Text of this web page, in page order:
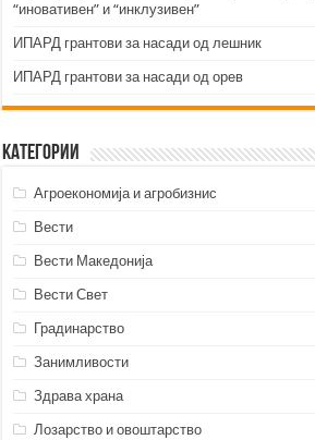
“иновативен” и “инклузивен”
ИПАРД грантови за насади од лешник
ИПАРД грантови за насади од орев
Категории
Агроекономија и агробизнис
Вести
Вести Македонија
Вести Свет
Градинарство
Занимливости
Здрава храна
Лозарство и овоштарство